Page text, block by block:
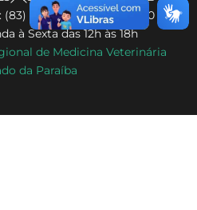
To
Top
3222-7980 | 3578-7980
à Sexta das 12h às 18h
de Medicina Veterinária
da Paraíba